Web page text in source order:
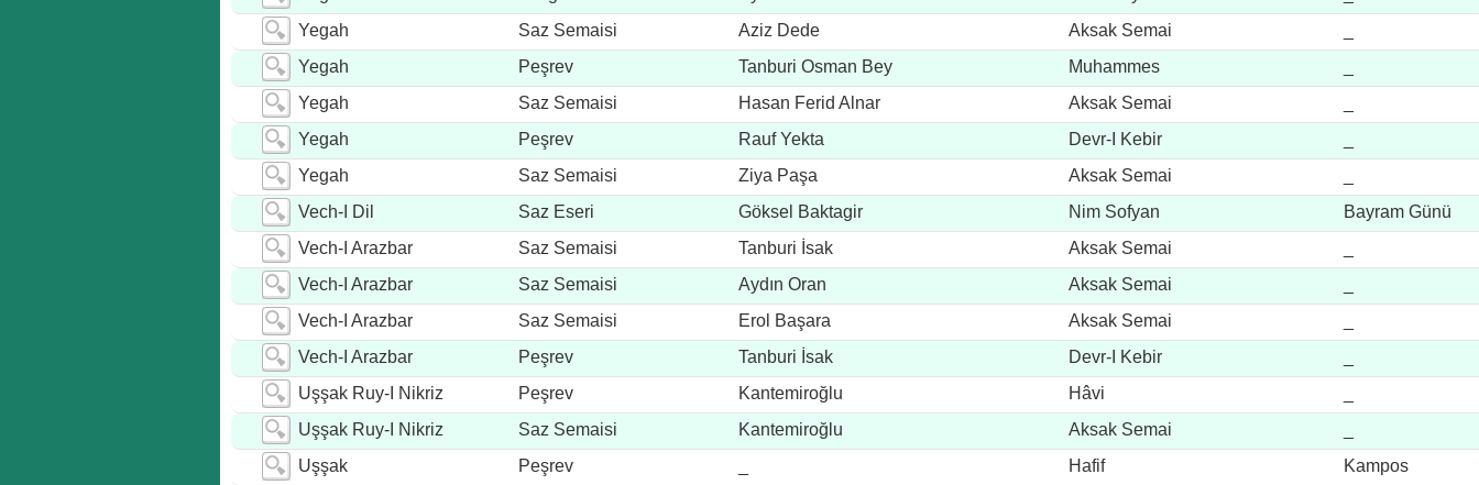
Yegah
Saz Semaisi Aziz Dede Aksak Semai
Yegah
Peşrev Tanburi Osman Bey Muhammes
Yegah
Saz Semaisi Hasan Ferid Alnar Aksak Semai
Yegah
Peşrev Rauf Yekta Devr-I Kebir
Yegah
Saz Semaisi Ziya Paşa Aksak Semai
Vech-I Dil
Saz Eseri Göksel Baktagir Nim Sofyan
Bayram Günü
Vech-I Arazbar
Saz Semaisi Tanburi İsak Aksak Semai
Vech-I Arazbar
Saz Semaisi Aydın Oran Aksak Semai
Vech-I Arazbar
Saz Semaisi Erol Başara Aksak Semai
Vech-I Arazbar
Peşrev Tanburi İsak Devr-I Kebir
Uşşak Ruy-I Nikriz
Peşrev Kantemiroğlu Hâvi
Uşşak Ruy-I Nikriz
Saz Semaisi Kantemiroğlu Aksak Semai
Uşşak
Peşrev Hafif
Kampos